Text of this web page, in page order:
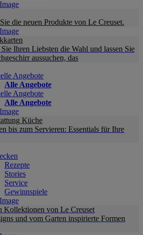
die neuen Produkte von Le Creuset.
Ihren Liebsten die Wahl und lassen Sie
aussuchen, das
Angebote
Alle Angebote
Angebote
Alle Angebote
Küche
bis zum Servieren: Essentials für Ihre
Rezepte
Stories
Service
Gewinnspiele
Kollektionen von Le Creuset
und vom Garten inspirierte Formen